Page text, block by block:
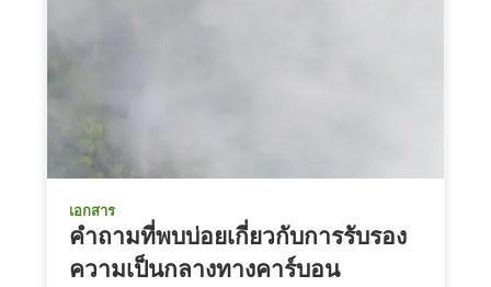
เอกสาร
คำถามที่พบบ่อยเกี่ยวกับการรับรอง
ความเป็นกลางทางคาร์บอน